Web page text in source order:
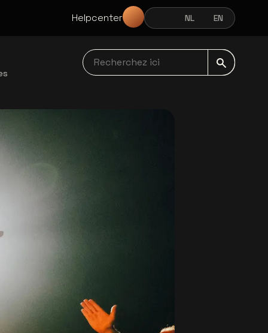
Helpcenter FRANÇAISNEDERLANDS
NL ENGLISH
EN
Recherchez ici navbar